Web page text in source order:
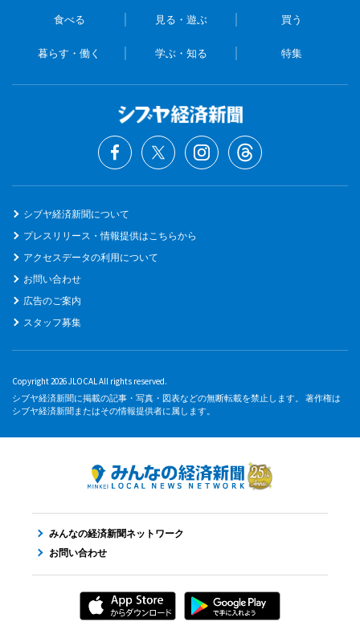
食べる 見る・遊ぶ 買う
暮らす・働く 学ぶ・知る 特集
シブヤ経済新聞について
プレスリリース・情報提供はこちらから
アクセスデータの利用について
お問い合わせ
広告のご案内
スタッフ募集
Copyright 2026 JLOCAL All rights reserved.
シブヤ経済新聞に掲載の記事・写真・図表などの無断転載を禁止します。 著作権は
シブヤ経済新聞またはその情報提供者に属します。
みんなの経済新聞ネットワーク
お問い合わせ